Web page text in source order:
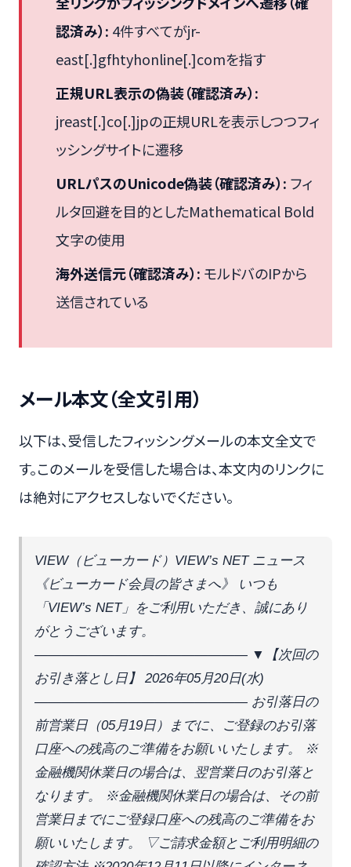
認済み）: 4件すべてがjr-
east[.]gfhtyhonline[.]comを指す
正規URL表示の偽装（確認済み）:
jreast[.]co[.]jpの正規URLを表示しつつフィ
ッシングサイトに遷移
URLパスのUnicode偽装（確認済み）: フィ
ルタ回避を目的としたMathematical Bold
文字の使用
海外送信元（確認済み）: モルドバのIPから
送信されている
メール本文（全文引用）
以下は、受信したフィッシングメールの本文全文で
す。このメールを受信した場合は、本文内のリンクに
は絶対にアクセスしないでください。
VIEW（ビューカード）VIEW’s NET ニュース
《ビューカード会員の皆さまへ》 いつも
「VIEW’s NET」をご利用いただき、誠にあり
がとうございます。
―――――――――――――――― ▼【次回の
お引き落とし日】 2026年05月20日(水)
―――――――――――――――― お引落日の
前営業日（05月19日）までに、ご登録のお引落
口座への残高のご準備をお願いいたします。 ※
金融機関休業日の場合は、翌営業日のお引落と
なります。 ※金融機関休業日の場合は、その前
営業日までにご登録口座への残高のご準備をお
願いいたします。 ▽ご請求金額とご利用明細の